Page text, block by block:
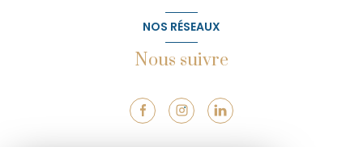
NOS RÉSEAUX
Nous suivre